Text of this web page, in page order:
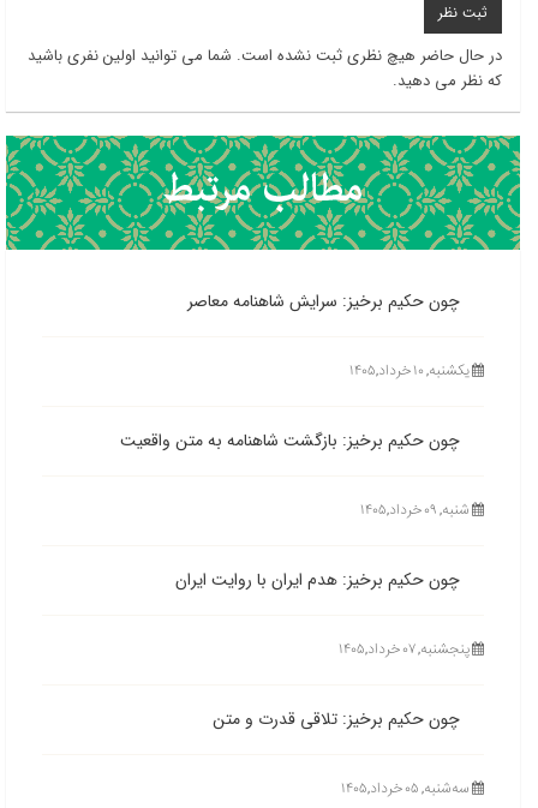
در حال حاضر هیچ نظری ثبت نشده است. شما می توانید اولین نفری باشید
که نظر می دهید.
چون حکیم برخیز: سرایش شاهنامه معاصر
یکشنبه, ۱۰ خرداد,۱۴۰۵
چون حکیم برخیز: بازگشت شاهنامه به متن واقعیت
شنبه, ۰۹ خرداد,۱۴۰۵
چون حکیم برخیز: هدم ایران با روایت ایران
پنجشنبه, ۰۷ خرداد,۱۴۰۵
چون حکیم برخیز: تلاقی قدرت و متن
ﺳﻪشنبه, ۰۵ خرداد,۱۴۰۵